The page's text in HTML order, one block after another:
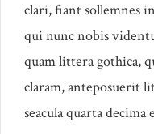
clari, fiant sollemnes
qui nunc nobis
quam littera gothica,
claram, anteposuerit
seacula quarta